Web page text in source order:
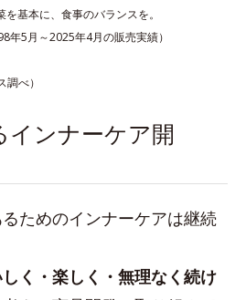
基本に、食事のバランスを。
5月～2025年4月の販売実績）
べ）
インナーケア開
ためのインナーケアは継続
く・楽しく・無理なく続け